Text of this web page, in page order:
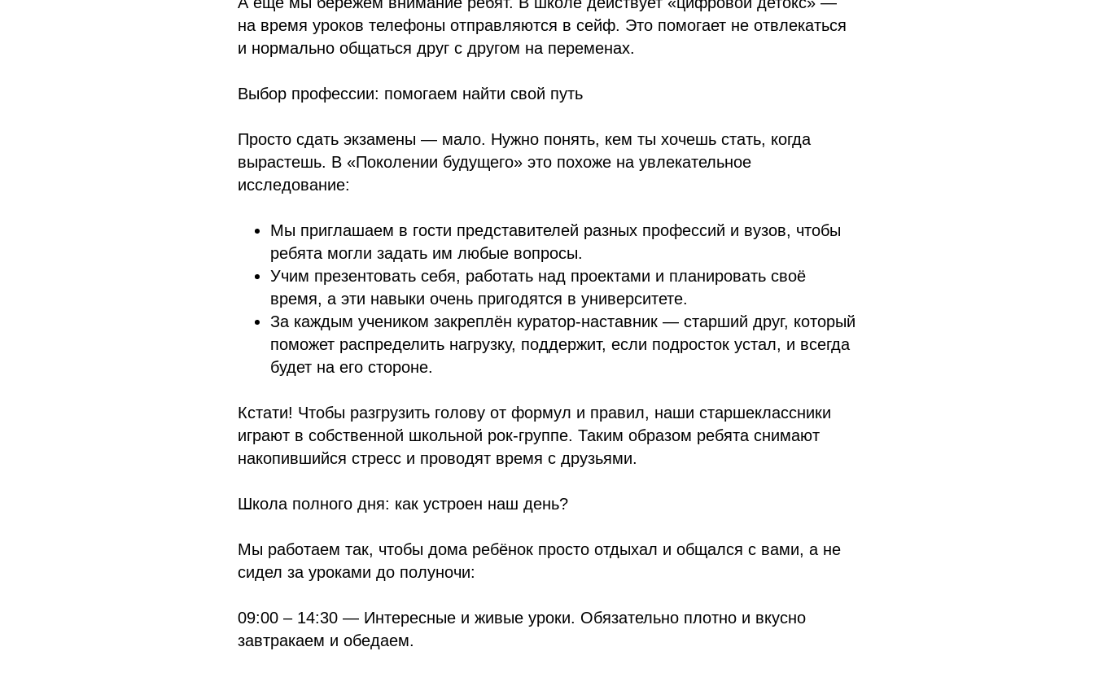
на время уроков телефоны отправляются в сейф. Это помогает не отвлекаться
и нормально общаться друг с другом на переменах.
Выбор профессии: помогаем найти свой путь
Просто сдать экзамены — мало. Нужно понять, кем ты хочешь стать, когда
вырастешь. В «Поколении будущего» это похоже на увлекательное
исследование:
Мы приглашаем в гости представителей разных профессий и вузов, чтобы
ребята могли задать им любые вопросы.
Учим презентовать себя, работать над проектами и планировать своё
время, а эти навыки очень пригодятся в университете.
За каждым учеником закреплён куратор-наставник — старший друг, который
поможет распределить нагрузку, поддержит, если подросток устал, и всегда
будет на его стороне.
Кстати! Чтобы разгрузить голову от формул и правил, наши старшеклассники
играют в собственной школьной рок-группе. Таким образом ребята снимают
накопившийся стресс и проводят время с друзьями.
Школа полного дня: как устроен наш день?
Мы работаем так, чтобы дома ребёнок просто отдыхал и общался с вами, а не
сидел за уроками до полуночи:
09:00 – 14:30 — Интересные и живые уроки. Обязательно плотно и вкусно
завтракаем и обедаем.